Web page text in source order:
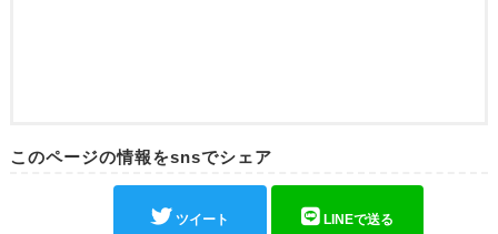
このページの情報をsnsでシェア
ツイート LINEで送る